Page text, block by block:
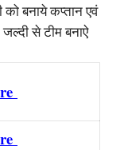
बनाये कप्तान एवं
से टीम बनाऐ